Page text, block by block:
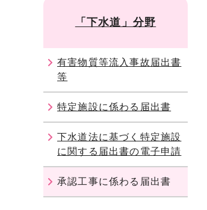
「下水道」分野
有害物質等流入事故届出書
等
特定施設に係わる届出書
下水道法に基づく特定施設
に関する届出書の電子申請
承認工事に係わる届出書